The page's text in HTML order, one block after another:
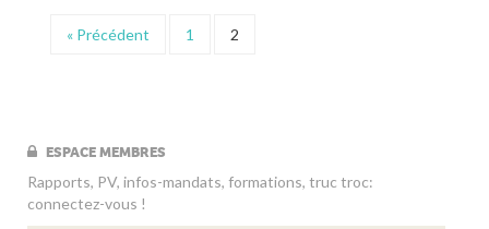
« Précédent 1 2
ESPACE MEMBRES
Rapports, PV, infos-mandats, formations, truc troc:
connectez-vous !